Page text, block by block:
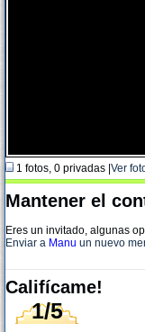
1 fotos, 0 privadas | Ver
Mantener el
Eres un invitado, algunas
Enviar a Manu un nuevo
Califícame!
1/5